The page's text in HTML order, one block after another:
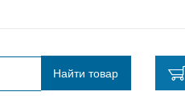
Найти товар